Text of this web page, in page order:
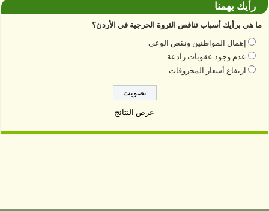
رأيك يهمنا
ما هي برأيك أسباب تناقص الثروة الحرجية في الأردن؟
إهمال المواطنين ونقص الوعي
عدم وجود عقوبات رادعة
ارتفاع أسعار المحروقات
عرض النتائج